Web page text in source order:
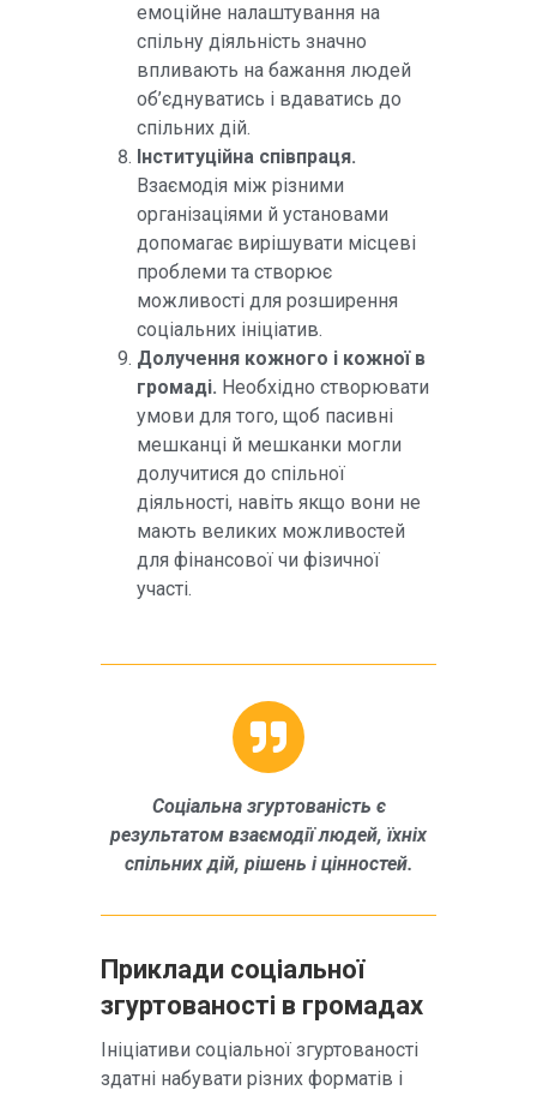
емоційне налаштування на
спільну діяльність значно
впливають на бажання людей
об’єднуватись і вдаватись до
спільних дій.
Інституційна співпраця.
Взаємодія між різними
організаціями й установами
допомагає вирішувати місцеві
проблеми та створює
можливості для розширення
соціальних ініціатив.
Долучення кожного і кожної в
громаді. Необхідно створювати
умови для того, щоб пасивні
мешканці й мешканки могли
долучитися до спільної
діяльності, навіть якщо вони не
мають великих можливостей
для фінансової чи фізичної
участі.
Соціальна згуртованість є
результатом взаємодії людей, їхніх
спільних дій, рішень і цінностей.
Приклади соціальної
згуртованості в громадах
Ініціативи соціальної згуртованості
здатні набувати різних форматів і